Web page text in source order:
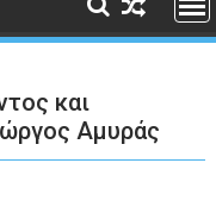
και
Αμυράς